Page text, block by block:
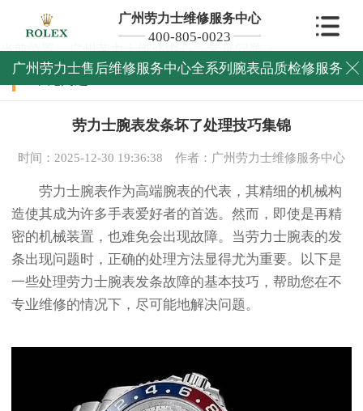
广州劳力士维修服务中心
400-805-0023
广州劳力士售后维修服务中心全系列腕表品质检修服务 
当前位置：广州劳力士维修中心>常见问题>
常见问题
劳力士腕表发条坏了处理技巧集锦
时间：2025-12-30 19:36:38 作者：广州劳力士维修服务中心
劳力士腕表作为高端腕表的代表，其精细的机械构
造使其成为许多手表爱好者的首选。然而，即使是再精
密的机械装置，也难免会出现故障。当劳力士腕表的发
条出现问题时，正确的处理方法显得尤为重要。以下是
一些处理劳力士腕表发条故障的基本技巧，帮助您在不
专业维修的情况下，尽可能地解决问题。